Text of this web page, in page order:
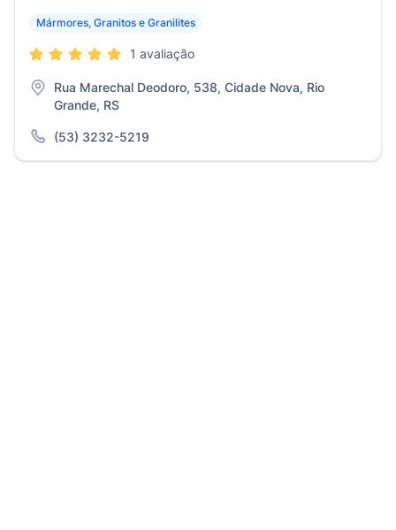
Mármores, Granitos e Granilites
1 avaliação
Rua Marechal Deodoro, 538, Cidade Nova, Rio
Grande, RS
(53) 3232-5219